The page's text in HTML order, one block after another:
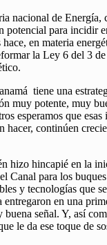
nacional de Energía,
potencial para incidir
hace, en materia
la Ley 6 del 3
tiene una
muy potente, muy
esperamos que
hacer, continúen
hizo hincapié en la
Canal para los
y tecnologías que
en una
señal. Y, así
le da ese toque de